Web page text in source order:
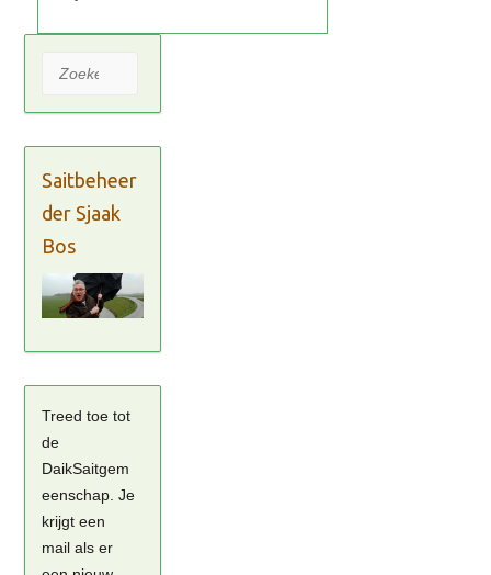
Zoeken
Saitbeheer
der Sjaak
Bos
Treed toe tot
de
DaikSaitgem
eenschap. Je
krijgt een
mail als er